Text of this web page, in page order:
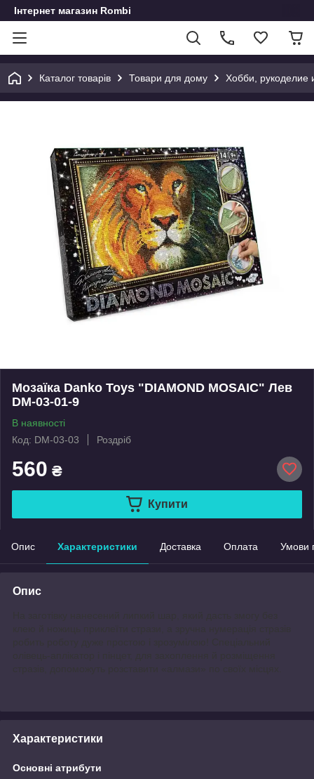
Інтернет магазин Rombi
Каталог товарів Товари для дому Хобби, рукоделие
Мозаїка Danko Toys "DIAMOND MOSAIC" Лев
DM-03-01-9
В наявності
Код: DM-03-03
Роздріб
560 ₴
Купити
Опис Характеристики Доставка Оплата Умови
Опис
Характеристики
Основні атрибути